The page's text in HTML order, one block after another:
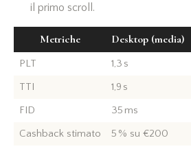
il primo scroll.
Metriche Desktop (media)
PLT 1,3 s
TTI
1,9 s
FID
35 ms
Cashback stimato
5 % su €200